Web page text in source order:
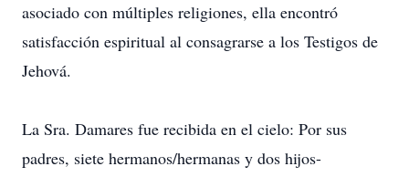
asociado con múltiples religiones, ella encontró
satisfacción espiritual al consagrarse a los Testigos de
Jehová.
La Sra. Damares fue recibida en el cielo: Por sus
padres, siete hermanos/hermanas y dos hijos-